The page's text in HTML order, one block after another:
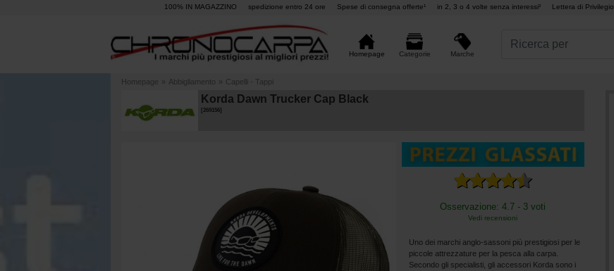
100% IN MAGAZZINO spedizione entro 24 ore Spese di consegna offerte¹ in 2, 3 o 4 volte senza interessi² Lettera di Privilegio
Homepage Categorie Marche
Homepage » Abbigliamento » Capelli - Tappi
Korda Dawn Trucker Cap Black
269156]
Osservazione: 4.7 - 3 voti
Vedi recensioni
Uno dei marchi anglo-sassoni più prestigiosi per le
piccole attrezzature per la pesca alla carpa.
Secondo gli specialisti, gli accessori Korda sono i